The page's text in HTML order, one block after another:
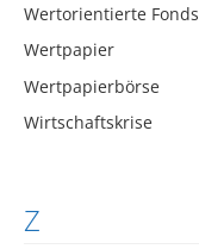
Wertorientierte Fonds
Wertpapier
Wertpapierbörse
Wirtschaftskrise
Z